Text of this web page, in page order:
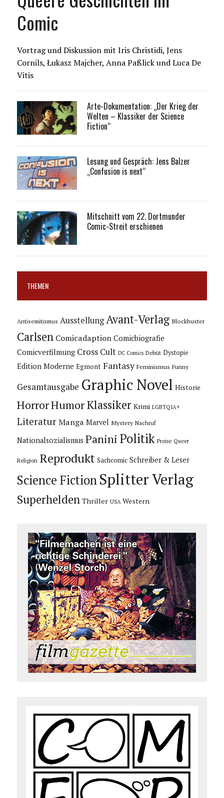
Comic
Vortrag und Diskussion mit Iris Christidi, Jens
Cornils, Łukasz Majcher, Anna Paßlick und Luca De
Vitis
Arte-Dokumentation: „Der Krieg der
Welten – Klassiker der Science
Fiction“
Lesung und Gespräch: Jens Balzer
„Confusion is next“
Mitschnitt vom 22. Dortmunder
Comic-Streit erschienen
THEMEN
Antisemitismus Ausstellung Avant-Verlag Blockbuster
Carlsen Comicadaption Comicbiografie
Comicverfilmung Cross Cult DC Comics Debüt Dystopie
Edition Moderne Egmont Fantasy Feminismus Funny
Gesamtausgabe Graphic Novel Historie
HorrorHumorKlassiker Krimi LGBTQIA+
Literatur Manga Marvel Mystery Nachruf
Nationalsozialismus Panini Politik Preise Queer
Religion Reprodukt Sachcomic Schreiber & Leser
Science Fiction Splitter Verlag
Superhelden Thriller USA Western